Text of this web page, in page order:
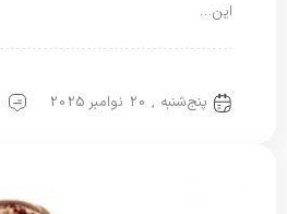
این…
پنج‌شنبه , 20 نوامبر 2025